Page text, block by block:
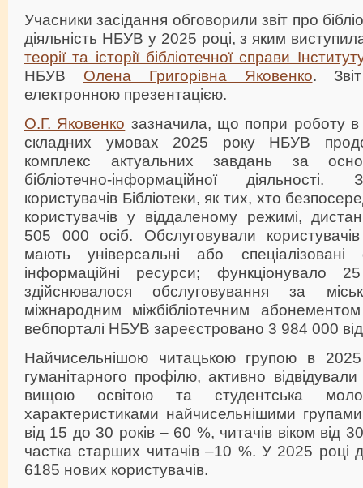
Учасники засідання обговорили звіт про
діяльність НБУВ у 2025 році, з яким
теорії та історії бібліотечної справи
НБУВ Олена Григорівна Яковенко.
електронною презентацією.
О.Г. Яковенко зазначила, що попри роботу в
складних умовах 2025 року НБУВ
комплекс актуальних завдань за
бібліотечно-інформаційної діяльності.
користувачів Бібліотеки, як тих, хто
користувачів у віддаленому режимі,
505 000 осіб. Обслуговували користувачів
мають універсальні або
інформаційні ресурси; функціонувало
здійснювалося обслуговування за
міжнародним міжбібліотечним
вебпорталі НБУВ зареєстровано 3 984 000
Найчисельнішою читацькою групою в
гуманітарного профілю, активно
вищою освітою та студентська
характеристиками найчисельнішими
від 15 до 30 років – 60 %, читачів віком від
частка старших читачів –10 %. У 2025 році
6185 нових користувачів.